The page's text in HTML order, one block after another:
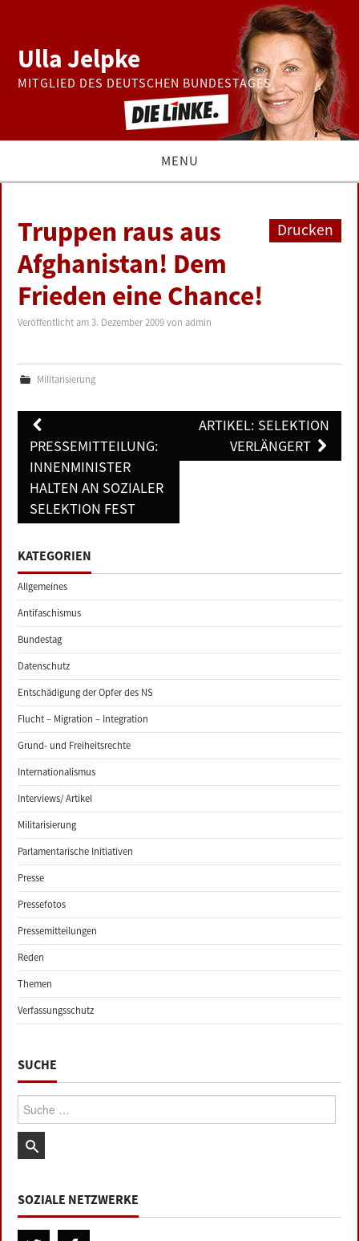
Ulla Jelpke
MITGLIED DES DEUTSCHEN BUNDESTAGES
MENU
BUNDESTAG
PRESSE
ZUR PERSON
LINKS
DATENSCHUTZERKLÄRUNG
IMPRESSUM
Drucken
Truppen raus aus
Afghanistan! Dem
Frieden eine Chance!
Veröffentlicht am3. Dezember 2009 vonadmin
Militarisierung
Post
navigation
PRESSEMITTEILUNG:
INNENMINISTER
HALTEN AN SOZIALER
SELEKTION FEST
ARTIKEL: SELEKTION
VERLÄNGERT
KATEGORIEN
Allgemeines
Antifaschismus
Bundestag
Datenschutz
Entschädigung der Opfer des NS
Flucht – Migration – Integration
Grund- und Freiheitsrechte
Internationalismus
Interviews/ Artikel
Militarisierung
Parlamentarische Initiativen
Presse
Pressefotos
Pressemitteilungen
Reden
Themen
Verfassungsschutz
SUCHE
Suche:
SOZIALE NETZWERKE